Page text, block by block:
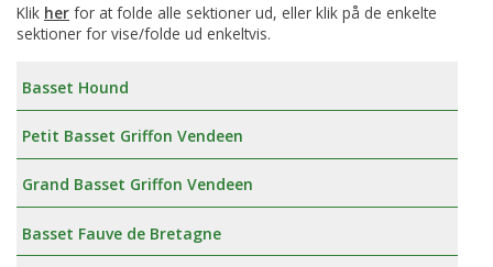
Klik her for at folde alle sektioner ud, eller klik på de enkelte
sektioner for vise/folde ud enkeltvis.
Basset Hound
Petit Basset Griffon Vendeen
Grand Basset Griffon Vendeen
Basset Fauve de Bretagne